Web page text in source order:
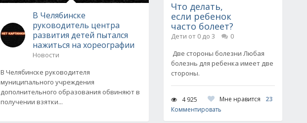
В Челябинске
руководитель центра
развития детей пытался
нажиться на хореографии
Новости
В Челябинске руководителя
муниципального учреждения
дополнительного образования обвиняют в
получении взятки...
Что делать,
если ребенок
часто болеет?
Дети от 0 до 3
0
Две стороны болезни Любая
болезнь для ребенка имеет две
стороны.
4 925 Мне нравится
23
Комментировать